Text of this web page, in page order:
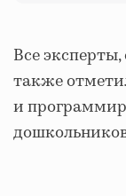
Все
также
и